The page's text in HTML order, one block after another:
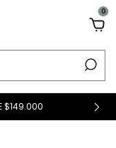
0
$149.000